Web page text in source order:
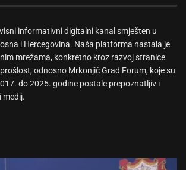
informativni digitalni kanal smješten u
i Hercegovina. Naša platforma nastala je
mrežama, konkretno kroz razvoj stranice
odnosno Mrkonjić Grad Forum, koje su
do 2025. godine postale prepoznatljiv i
medij.